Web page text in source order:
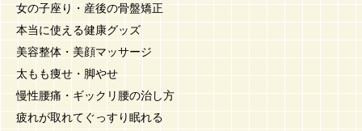
女の子座り・産後の骨盤矯正
本当に使える健康グッズ
美容整体・美顔マッサージ
太もも痩せ・脚やせ
慢性腰痛・ギックリ腰の治し方
疲れが取れてぐっすり眠れる